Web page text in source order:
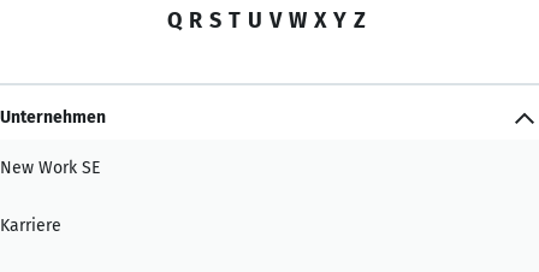
Q R S T U V W X Y Z
Unternehmen
New Work SE
Karriere